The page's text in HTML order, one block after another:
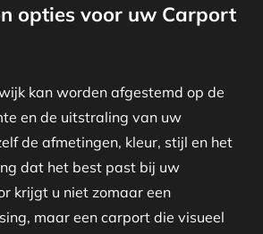
opties voor uw Carport
kan worden afgestemd op de
en de uitstraling van uw
de afmetingen, kleur, stijl en het
dat het best past bij uw
krijgt u niet zomaar een
maar een carport die visueel